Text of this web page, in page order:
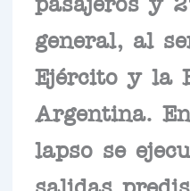
general, al
Ejército y la
Argentina.
lapso se
salidas